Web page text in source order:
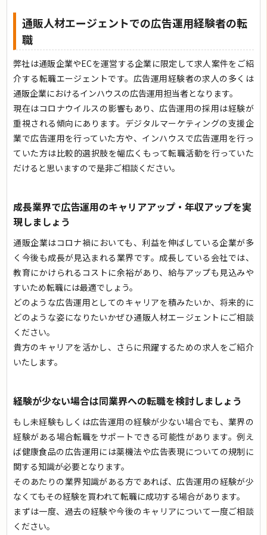
通販人材エージェントでの広告運用経験者の転
職
弊社は通販企業やECを運営する企業に限定して求人案件をご紹
介する転職エージェントです。広告運用経験者の求人の多くは
通販企業におけるインハウスの広告運用担当者となります。
現在はコロナウイルスの影響もあり、広告運用の採用は経験が
重視される傾向にあります。デジタルマーケティングの支援企
業で広告運用を行っていた方や、インハウスで広告運用を行っ
ていた方は比較的選択肢を幅広くもって転職活動を行っていた
だけると思いますので是非ご相談ください。
成長業界で広告運用のキャリアアップ・年収アップを実
現しましょう
通販企業はコロナ禍においても、利益を伸ばしている企業が多
く今後も成長が見込まれる業界です。成長している会社では、
教育にかけられるコストに余裕があり、給与アップも見込みや
すいため転職には最適でしょう。
どのような広告運用としてのキャリアを積みたいか、将来的に
どのような姿になりたいかぜひ通販人材エージェントにご相談
ください。
貴方のキャリアを活かし、さらに飛躍するための求人をご紹介
いたします。
経験が少ない場合は同業界への転職を検討しましょう
もし未経験もしくは広告運用の経験が少ない場合でも、業界の
経験がある場合転職をサポートできる可能性があります。例え
ば健康食品の広告運用には薬機法や広告表現についての規制に
関する知識が必要となります。
そのあたりの業界知識がある方であれば、広告運用の経験が少
なくてもその経験を買われて転職に成功する場合があります。
まずは一度、過去の経験や今後のキャリアについて一度ご相談
ください。